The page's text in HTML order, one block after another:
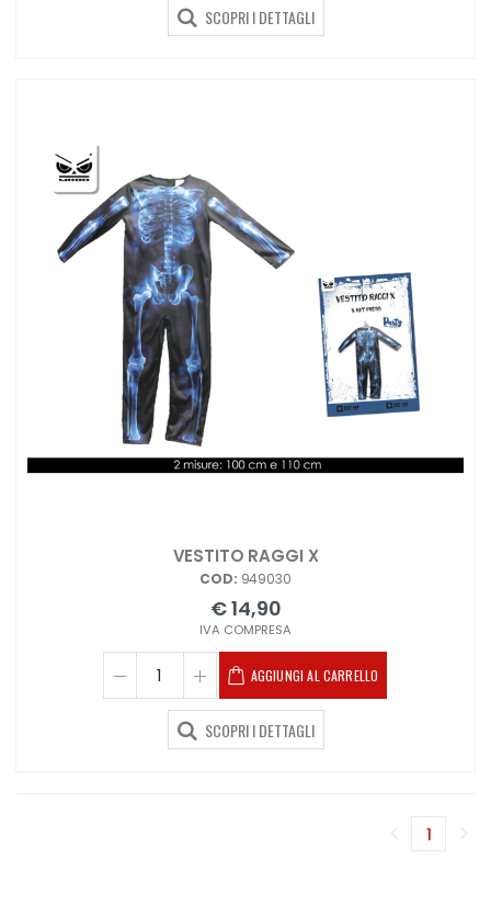
SCOPRI I DETTAGLI
VESTITO RAGGI X
COD: 949030
€ 14,90
IVA COMPRESA
AGGIUNGI AL CARRELLO
SCOPRI I DETTAGLI
1